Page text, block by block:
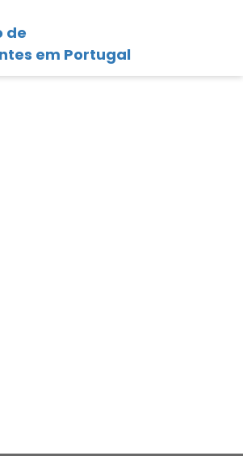
de
em Portugal